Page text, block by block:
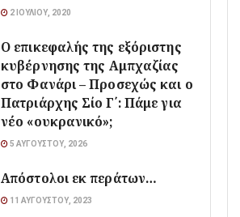
2 ΙΟΥΛΊΟΥ, 2020
Ο επικεφαλής της εξόριστης
κυβέρνησης της Αμπχαζίας
στο Φανάρι – Προσεχώς και ο
Πατριάρχης Σίο Γ΄: Πάμε για
νέο «ουκρανικό»;
5 ΑΥΓΟΎΣΤΟΥ, 2026
Απόστολοι εκ περάτων…
11 ΑΥΓΟΎΣΤΟΥ, 2023